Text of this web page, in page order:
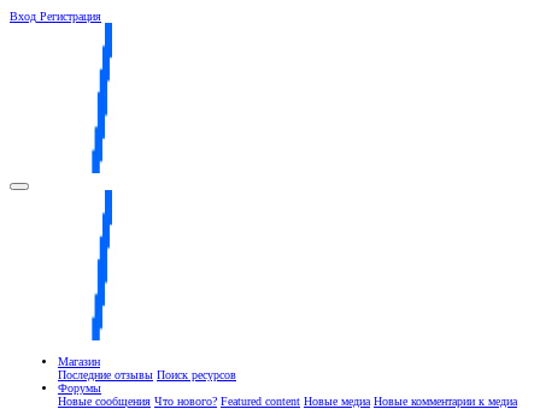
Вход Регистрация
Магазин
Последние отзывы Поиск ресурсов
Форумы
Новые сообщения Что нового? Featured content Новые медиа Новые комментарии к медиа